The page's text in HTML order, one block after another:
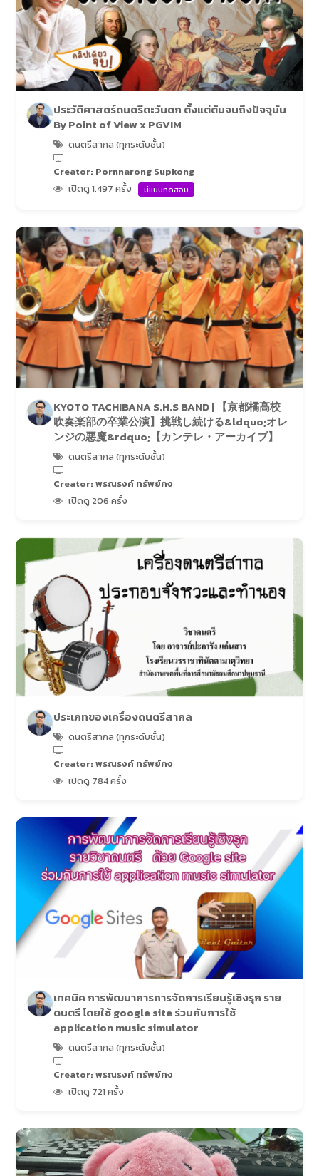
ประวัติศาสตร์ดนตรีตะวันตก ตั้งแต่ต้นจนถึงปัจจุบัน
By Point of View x PGVIM
ดนตรีสากล (ทุกระดับชั้น)
Creator: Pornnarong Supkong
เปิดดู 1,497 ครั้ง
มีแบบทดสอบ
KYOTO TACHIBANA S.H.S BAND | 【京都橘高校
吹奏楽部の卒業公演】挑戦し続ける&ldquo;オレ
ンジの悪魔&rdquo;【カンテレ・アーカイブ】
ดนตรีสากล (ทุกระดับชั้น)
Creator: พรณรงค์ ทรัพย์คง
เปิดดู 206 ครั้ง
ประเภทของเครื่องดนตรีสากล
ดนตรีสากล (ทุกระดับชั้น)
Creator: พรณรงค์ ทรัพย์คง
เปิดดู 784 ครั้ง
เทคนิค การพัฒนาการการจัดการเรียนรู้เชิงรุก ราย
ดนตรี โดยใช้ google site ร่วมกับการใช้
application music simulator
ดนตรีสากล (ทุกระดับชั้น)
Creator: พรณรงค์ ทรัพย์คง
เปิดดู 721 ครั้ง